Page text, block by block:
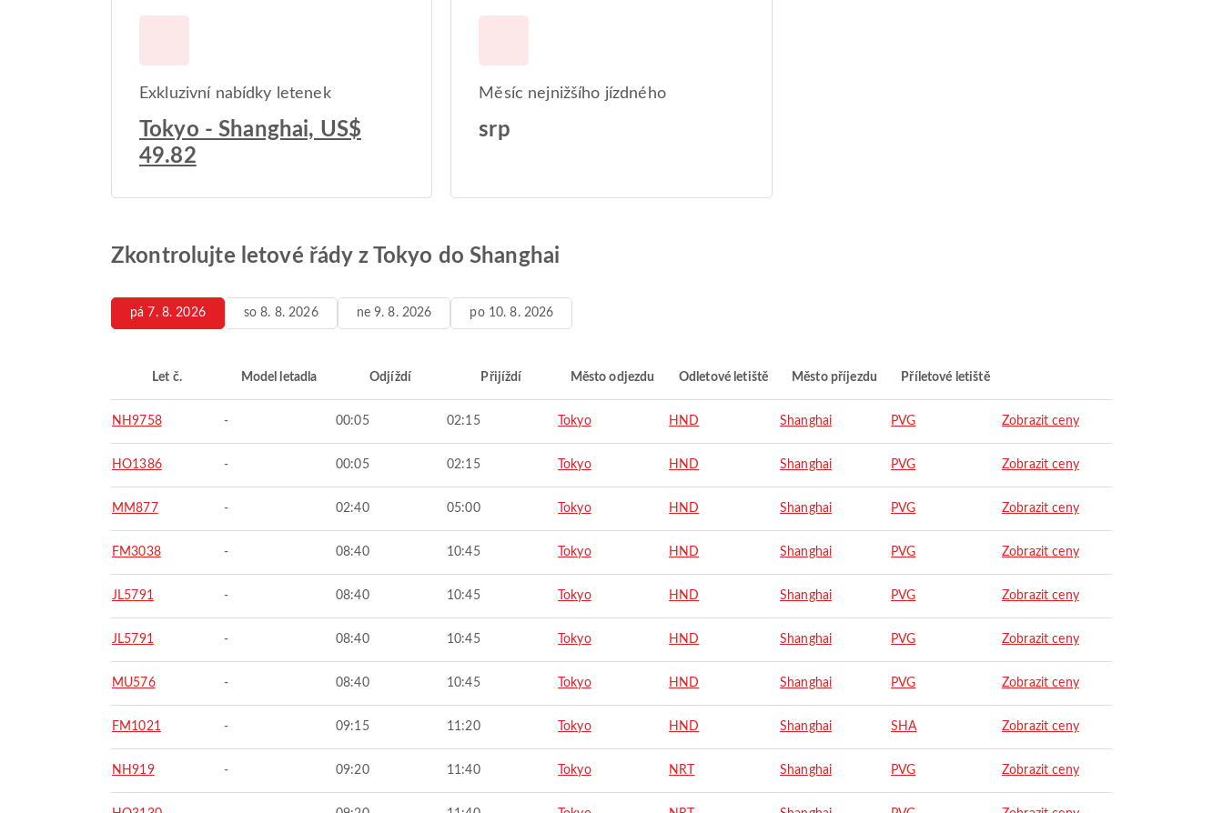
Exkluzivní nabídky letenek
Tokyo - Shanghai, US$
49.82
Měsíc nejnižšího jízdného
srp
Zkontrolujte letové řády z Tokyo do Shanghai
pá 7. 8. 2026 so 8. 8. 2026 ne 9. 8. 2026 po 10. 8. 2026
Let č. Model letadla Odjíždí Přijíždí Město odjezdu Odletové letiště Město příjezdu Příletové letiště
NH9758 - 00:05 02:15 Tokyo HND Shanghai PVG Zobrazit ceny
HO1386 - 00:05 02:15 Tokyo HND Shanghai PVG Zobrazit ceny
MM877 - 02:40 05:00 Tokyo HND Shanghai PVG Zobrazit ceny
FM3038 - 08:40 10:45 Tokyo HND Shanghai PVG Zobrazit ceny
JL5791 - 08:40 10:45 Tokyo HND Shanghai PVG Zobrazit ceny
JL5791 - 08:40 10:45 Tokyo HND Shanghai PVG Zobrazit ceny
MU576 - 08:40 10:45 Tokyo HND Shanghai PVG Zobrazit ceny
FM1021 - 09:15 11:20 Tokyo HND Shanghai SHA Zobrazit ceny
NH919 - 09:20 11:40 Tokyo NRT Shanghai PVG Zobrazit ceny